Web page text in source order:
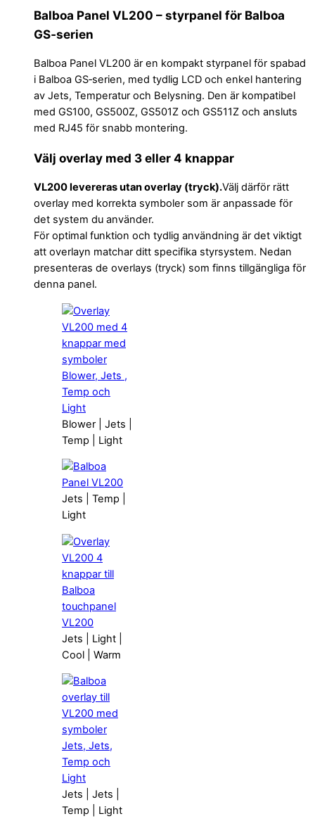
Balboa Panel VL200 – styrpanel för Balboa
GS‑serien
Balboa Panel VL200 är en kompakt styrpanel för spabad
i Balboa GS‑serien, med tydlig LCD och enkel hantering
av Jets, Temperatur och Belysning. Den är kompatibel
med GS100, GS500Z, GS501Z och GS511Z och ansluts
med RJ45 för snabb montering.
Välj overlay med 3 eller 4 knappar
VL200 levereras utan overlay (tryck).Välj därför rätt
overlay med korrekta symboler som är anpassade för
det system du använder.
För optimal funktion och tydlig användning är det viktigt
att overlayn matchar ditt specifika styrsystem. Nedan
presenteras de overlays (tryck) som finns tillgängliga för
denna panel.
Blower | Jets |
Temp | Light
Jets | Temp |
Light
Jets | Light |
Cool | Warm
Jets | Jets |
Temp | Light